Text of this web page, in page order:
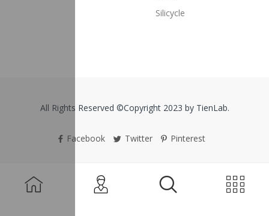
Silicycle
All Rights Reserved ©Copyright 2023 by TienLab.
Facebook Twitter Pinterest